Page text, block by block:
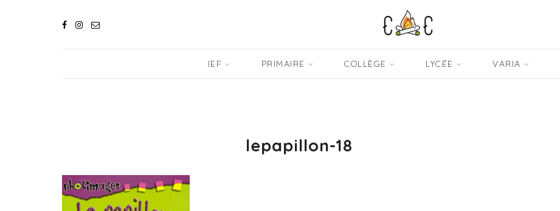
IEF PRIMAIRE COLLÈGE LYCÉE VARIA
lepapillon-18